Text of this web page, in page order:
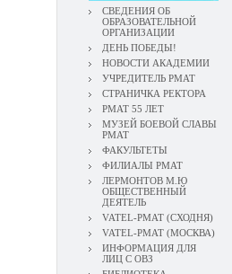
СВЕДЕНИЯ ОБ
ОБРАЗОВАТЕЛЬНОЙ
ОРГАНИЗАЦИИ
ДЕНЬ ПОБЕДЫ!
НОВОСТИ АКАДЕМИИ
УЧРЕДИТЕЛЬ РМАТ
СТРАНИЧКА РЕКТОРА
РМАТ 55 ЛЕТ
МУЗЕЙ БОЕВОЙ СЛАВЫ
РМАТ
ФАКУЛЬТЕТЫ
ФИЛИАЛЫ РМАТ
ЛЕРМОНТОВ М.Ю
ОБЩЕСТВЕННЫЙ
ДЕЯТЕЛЬ
VATEL-РМАТ (СХОДНЯ)
VATEL-РМАТ (МОСКВА)
ИНФОРМАЦИЯ ДЛЯ
ЛИЦ С ОВЗ